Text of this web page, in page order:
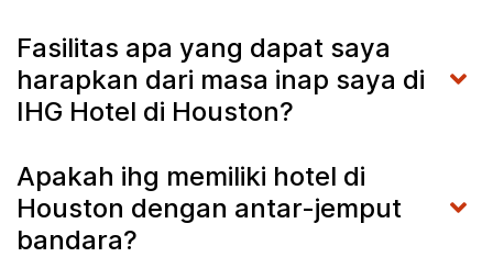
Fasilitas apa yang dapat saya
harapkan dari masa inap saya di
IHG Hotel di Houston?
Apakah ihg memiliki hotel di
Houston dengan antar-jemput
bandara?